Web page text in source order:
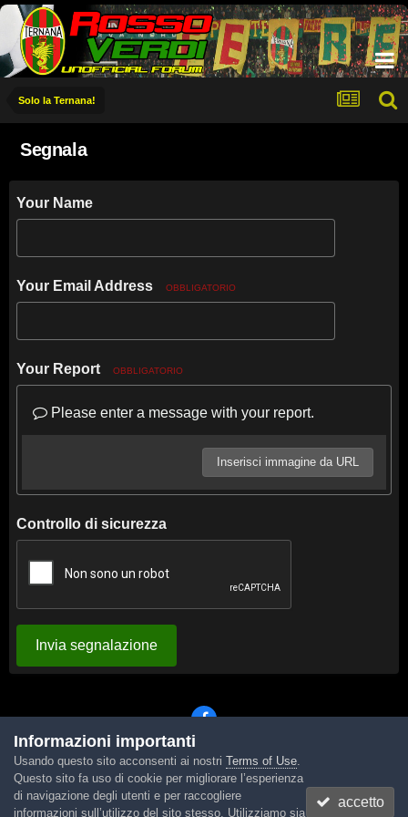
Solo la Ternana!
Segnala
Your Name
Your Email Address OBBLIGATORIO
Your Report OBBLIGATORIO
Please enter a message with your report.
Inserisci immagine da URL
Controllo di sicurezza
Invia segnalazione
Lingua Tema Contattaci Cookies
Powered by Invision Community
Informazioni importanti
Usando questo sito acconsenti ai nostri Terms of Use.
Questo sito fa uso di cookie per migliorare l’esperienza
di navigazione degli utenti e per raccogliere
informazioni sull’utilizzo del sito stesso. Utilizziamo sia
accetto